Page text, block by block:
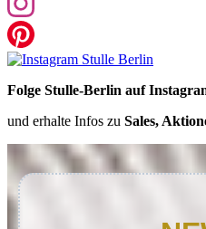
Folge Stulle-Berlin auf
und erhalte Infos zu Sales,